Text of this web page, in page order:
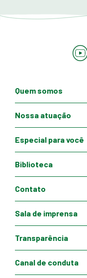
Quem somos
Nossa atuação
Especial para você
Biblioteca
Contato
Sala de imprensa
Transparência
Canal de conduta